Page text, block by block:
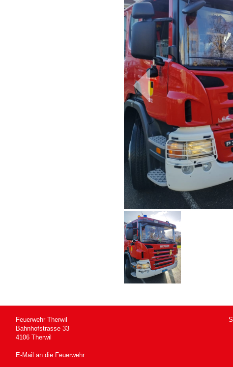
Feuerwehr Therwil
Bahnhofstrasse 33
4106 Therwil
E-Mail an die Feuerwehr